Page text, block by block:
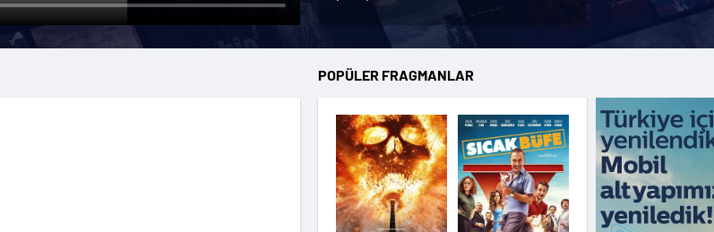
Orman Çocukları
Cahim
POPÜLER FRAGMANLAR